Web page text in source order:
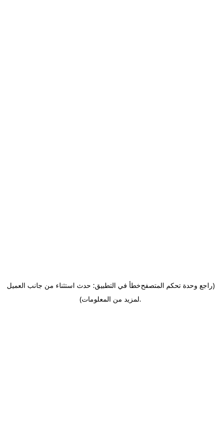
خطأ في التطبيق: حدث استثناء من جانب العميل(راجع وحدة تحكم المتصفح
لمزيد من المعلومات).